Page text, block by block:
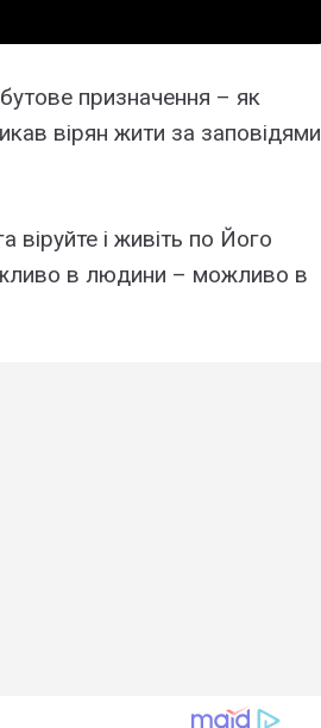
призначення – як
вірян жити за заповідями
віруйте і живіть по Його
в людини – можливо в